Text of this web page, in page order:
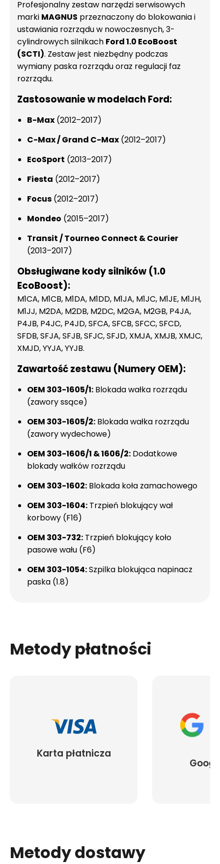
Profesjonalny zestaw narzędzi serwisowych
marki MAGNUS przeznaczony do blokowania i
ustawiania rozrządu w nowoczesnych, 3-
cylindrowych silnikach Ford 1.0 EcoBoost
(SCTI). Zestaw jest niezbędny podczas
wymiany paska rozrządu oraz regulacji faz
rozrządu.
Zastosowanie w modelach Ford:
B-Max (2012–2017)
C-Max / Grand C-Max (2012–2017)
EcoSport (2013–2017)
Fiesta (2012–2017)
Focus (2012–2017)
Mondeo (2015–2017)
Transit / Tourneo Connect & Courier
(2013–2017)
Obsługiwane kody silników (1.0
EcoBoost):
M1CA, M1CB, M1DA, M1DD, M1JA, M1JC, M1JE, M1JH,
M1JJ, M2DA, M2DB, M2DC, M2GA, M2GB, P4JA,
P4JB, P4JC, P4JD, SFCA, SFCB, SFCC, SFCD,
SFDB, SFJA, SFJB, SFJC, SFJD, XMJA, XMJB, XMJC,
XMJD, YYJA, YYJB.
Zawartość zestawu (Numery OEM):
OEM 303-1605/1: Blokada wałka rozrządu
(zawory ssące)
OEM 303-1605/2: Blokada wałka rozrządu
(zawory wydechowe)
OEM 303-1606/1 & 1606/2: Dodatkowe
blokady wałków rozrządu
OEM 303-1602: Blokada koła zamachowego
OEM 303-1604: Trzpień blokujący wał
korbowy (F16)
OEM 303-732: Trzpień blokujący koło
pasowe wału (F6)
OEM 303-1054:Szpilka blokująca napinacz
paska (1.8)
Metody płatności
Karta płatnicza
Metody dostawy